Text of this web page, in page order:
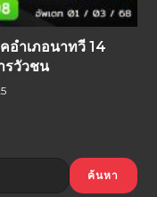
อำเภอนาทวี 14
รวัวชน
ค้นหา